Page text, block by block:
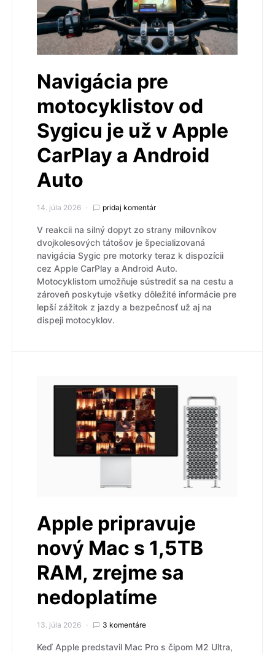
Navigácia pre
motocyklistov od
Sygicu je už v Apple
CarPlay a Android
Auto
14. júla 2026 pridaj komentár
V reakcii na silný dopyt zo strany milovníkov
dvojkolesových tátošov je špecializovaná
navigácia Sygic pre motorky teraz k dispozícii
cez Apple CarPlay a Android Auto.
Motocyklistom umožňuje sústrediť sa na cestu a
zároveň poskytuje všetky dôležité informácie pre
lepší zážitok z jazdy a bezpečnosť už aj na
dispeji motocyklov.
Apple pripravuje
nový Mac s 1,5TB
RAM, zrejme sa
nedoplatíme
13. júla 2026 3 komentáre
Keď Apple predstavil Mac Pro s čipom M2 Ultra,